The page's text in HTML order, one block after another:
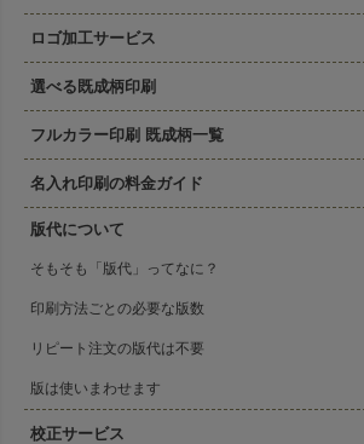
ロゴ加工サービス
選べる既成柄印刷
フルカラー印刷 既成柄一覧
名入れ印刷の料金ガイド
版代について
そもそも「版代」ってなに？
印刷方法ごとの必要な版数
リピート注文の版代は不要
版は使いまわせます
校正サービス